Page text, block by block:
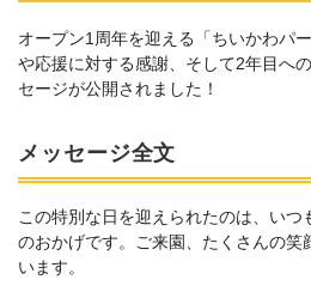
オープン1周年を迎える「ちいかわパ
や応援に対する感謝、そして2年目へ
セージが公開されました！
メッセージ全文
この特別な日を迎えられたのは、いつ
のおかげです。ご来園、たくさんの笑
います。